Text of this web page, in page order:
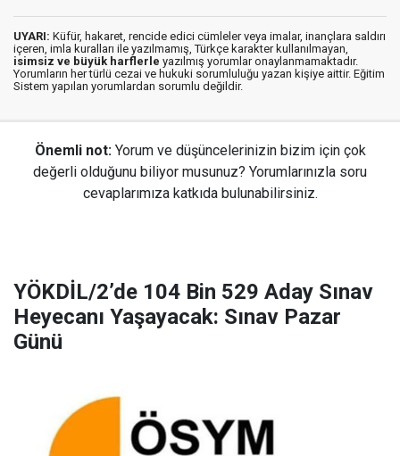
UYARI: Küfür, hakaret, rencide edici cümleler veya imalar, inançlara saldırı
içeren, imla kuralları ile yazılmamış, Türkçe karakter kullanılmayan,
isimsiz ve büyük harflerle yazılmış yorumlar onaylanmamaktadır.
Yorumların her türlü cezai ve hukuki sorumluluğu yazan kişiye aittir. Eğitim
Sistem yapılan yorumlardan sorumlu değildir.
Önemli not: Yorum ve düşüncelerinizin bizim için çok
değerli olduğunu biliyor musunuz? Yorumlarınızla soru
cevaplarımıza katkıda bulunabilirsiniz.
YÖKDİL/2’de 104 Bin 529 Aday Sınav
Heyecanı Yaşayacak: Sınav Pazar
Günü